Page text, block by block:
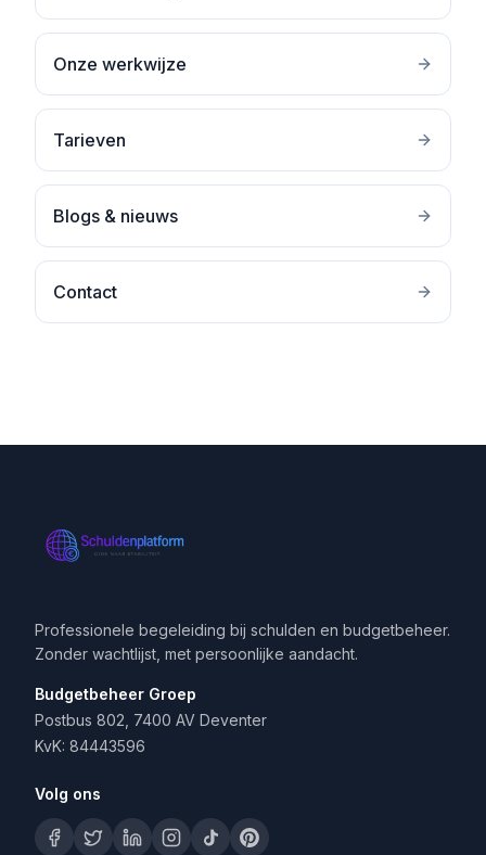
Onze werkwijze
Tarieven
Blogs & nieuws
Contact
Professionele begeleiding bij schulden en budgetbeheer.
Zonder wachtlijst, met persoonlijke aandacht.
Budgetbeheer Groep
Postbus 802, 7400 AV Deventer
KvK: 84443596
Volg ons